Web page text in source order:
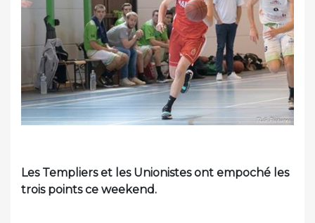
Les Templiers et les Unionistes ont empoché les
trois points ce weekend.